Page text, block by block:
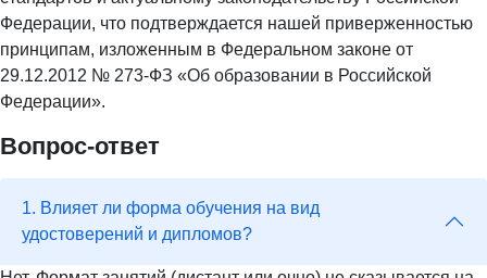
Федерации, что подтверждается нашей приверженностью
принципам, изложенным в Федеральном законе от
29.12.2012 № 273-ФЗ «Об образовании в Российской
Федерации».
Вопрос-ответ
1. Влияет ли форма обучения на вид
удостоверений и дипломов?